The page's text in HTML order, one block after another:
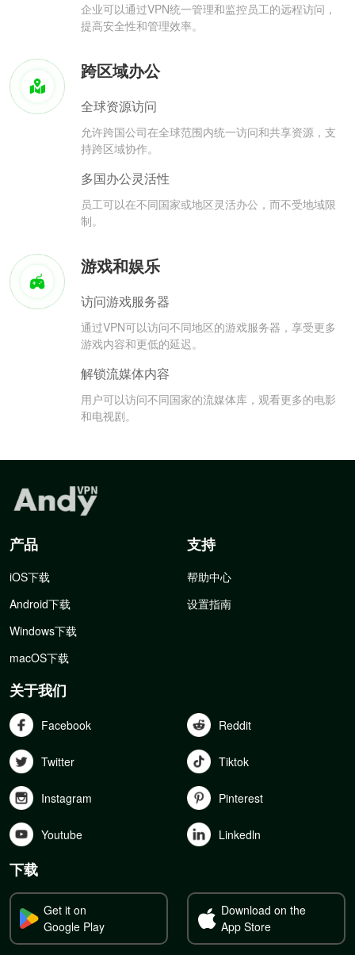
企业可以通过VPN统一管理和监控员工的远程访问，
提高安全性和管理效率。
跨区域办公
全球资源访问
允许跨国公司在全球范围内统一访问和共享资源，支
持跨区域协作。
多国办公灵活性
员工可以在不同国家或地区灵活办公，而不受地域限
制。
游戏和娱乐
访问游戏服务器
通过VPN可以访问不同地区的游戏服务器，享受更多
游戏内容和更低的延迟。
解锁流媒体内容
用户可以访问不同国家的流媒体库，观看更多的电影
和电视剧。
产品
iOS下载
Android下载
Windows下载
macOS下载
支持
帮助中心
设置指南
关于我们
Facebook Reddit
Twitter Tiktok
Instagram Pinterest
Youtube Linkedln
下载
Get it on
Google Play
Download on the
App Store